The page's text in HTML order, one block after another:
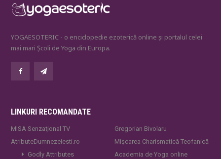
YOGAESOTERIC - o enciclopedie ezoterică online și portalul celei
mai mari Școli de Yoga din Europa.
LINKURI RECOMANDATE
MISA Senzaţional TV
AtributeDumnezeiesti.ro
Godly Attributes
Gregorian Bivolaru
Mișcarea Charismatică Teofanică
Academia de Yoga online